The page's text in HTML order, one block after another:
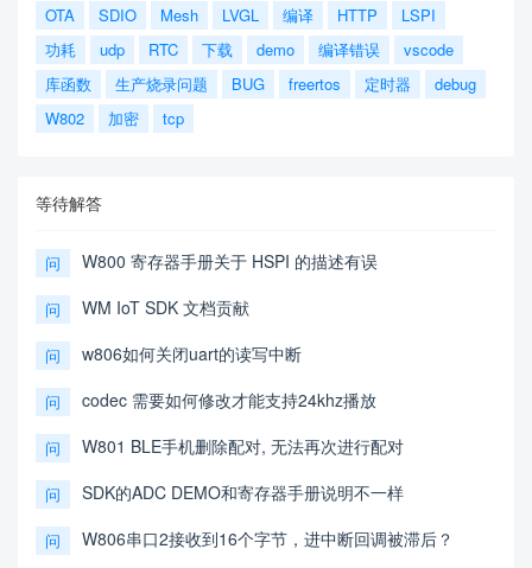
OTA
SDIO Mesh LVGL 编译 HTTP
LSPI
功耗
udp RTC 下载 demo 编译错误
vscode
库函数
生产烧录问题 BUG freertos 定时器
debug
W802
加密 tcp
等待解答
问 W800 寄存器手册关于 HSPI 的描述有误
问 WM IoT SDK 文档贡献
问 w806如何关闭uart的读写中断
问 codec 需要如何修改才能支持24khz播放
问 W801 BLE手机删除配对, 无法再次进行配对
问 SDK的ADC DEMO和寄存器手册说明不一样
问 W806串口2接收到16个字节，进中断回调被滞后？